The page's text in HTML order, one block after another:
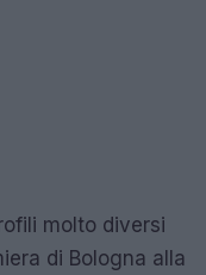
molto diversi
di Bologna alla